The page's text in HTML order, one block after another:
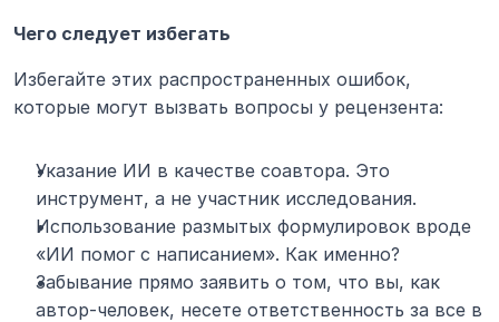
Чего следует избегать
Избегайте этих распространенных ошибок,
которые могут вызвать вопросы у рецензента:
Указание ИИ в качестве соавтора. Это
инструмент, а не участник исследования.
Использование размытых формулировок вроде
«ИИ помог с написанием». Как именно?
Забывание прямо заявить о том, что вы, как
автор-человек, несете ответственность за все в